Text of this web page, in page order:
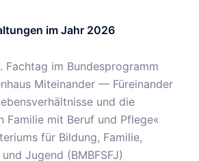
im Jahr 2026
Fachtag im Bundesprogramm
Miteinander — Füreinander
und die
Familie mit Beruf und Pflege«
für Bildung, Familie,
Jugend (BMBFSFJ)